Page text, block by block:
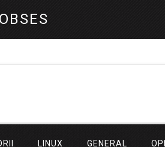
LINUX GENERAL